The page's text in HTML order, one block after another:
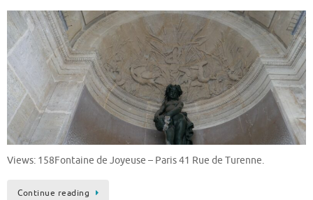
Views: 158Fontaine de Joyeuse – Paris 41 Rue de Turenne.
Continue reading